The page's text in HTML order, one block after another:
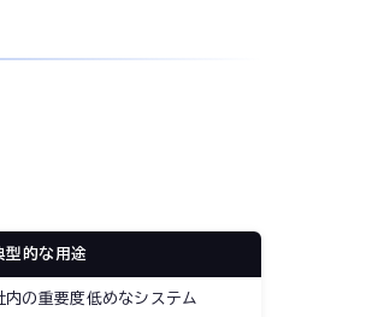
型的な用途
内の重要度低めなシステム